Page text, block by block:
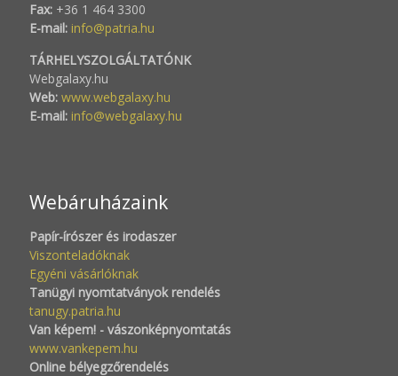
Fax: +36 1 464 3300
E-mail: info@patria.hu
TÁRHELYSZOLGÁLTATÓNK
Webgalaxy.hu
Web: www.webgalaxy.hu
E-mail: info@webgalaxy.hu
Webáruházaink
Papír-írószer és irodaszer
Viszonteladóknak
Egyéni vásárlóknak
Tanügyi nyomtatványok rendelés
tanugy.patria.hu
Van képem! - vászonképnyomtatás
www.vankepem.hu
Online bélyegzőrendelés